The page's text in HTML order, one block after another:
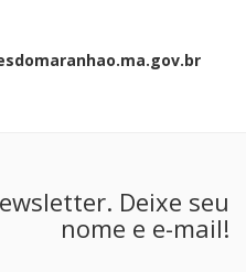
Deixe seu
nome e e-mail!